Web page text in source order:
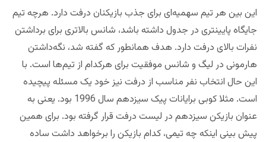
این بین هر تیم سهمیه‌ای برای جذب بازیکنان درفت دارد. هرچه تیم
جایگاه پایینتری در جدول داشته باشد، شانس بالاتری برای برداشتن
نفرات بالای درفت دارد. هدف همانطور که گفته شد، نگه‌داشتن
هارمونی در لیگ و شانس موفقیت برای هرکدام از تیم‌ها است. با
این حال انتخاب نفر مناسب از درفت نیز خود یک مسئله پیچیده
است. مثلا کوبی برایانات پیک سیزدهم سال 1996 بود. یعنی به
عنوان بازیکن سیزدهم در لیست درفت قرار گرفته بود. برای همین
پیش بینی اینکه چه تیمی، کدام بازیکن را برخواهد داشت ساده